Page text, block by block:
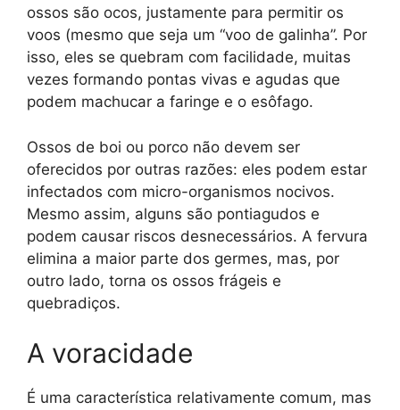
ossos são ocos, justamente para permitir os
voos (mesmo que seja um “voo de galinha”. Por
isso, eles se quebram com facilidade, muitas
vezes formando pontas vivas e agudas que
podem machucar a faringe e o esôfago.
Ossos de boi ou porco não devem ser
oferecidos por outras razões: eles podem estar
infectados com micro-organismos nocivos.
Mesmo assim, alguns são pontiagudos e
podem causar riscos desnecessários. A fervura
elimina a maior parte dos germes, mas, por
outro lado, torna os ossos frágeis e
quebradiços.
A voracidade
É uma característica relativamente comum, mas